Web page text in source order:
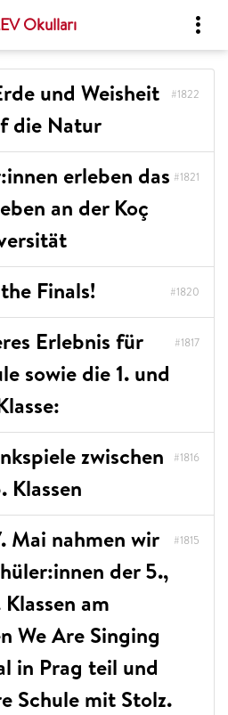
Okulları
und Weisheit
die Natur
#1822
erleben das
an der Koç
#1821
Finals! #1820
Erlebnis für
sowie die 1. und
#1817
zwischen
Klassen
#1816
Mai nahmen wir
der 5.,
am
We Are Singing
in Prag teil und
Schule mit Stolz.
#1815